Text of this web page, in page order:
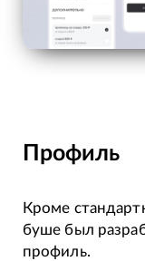
Профиль
Кроме
буше был
профиль.